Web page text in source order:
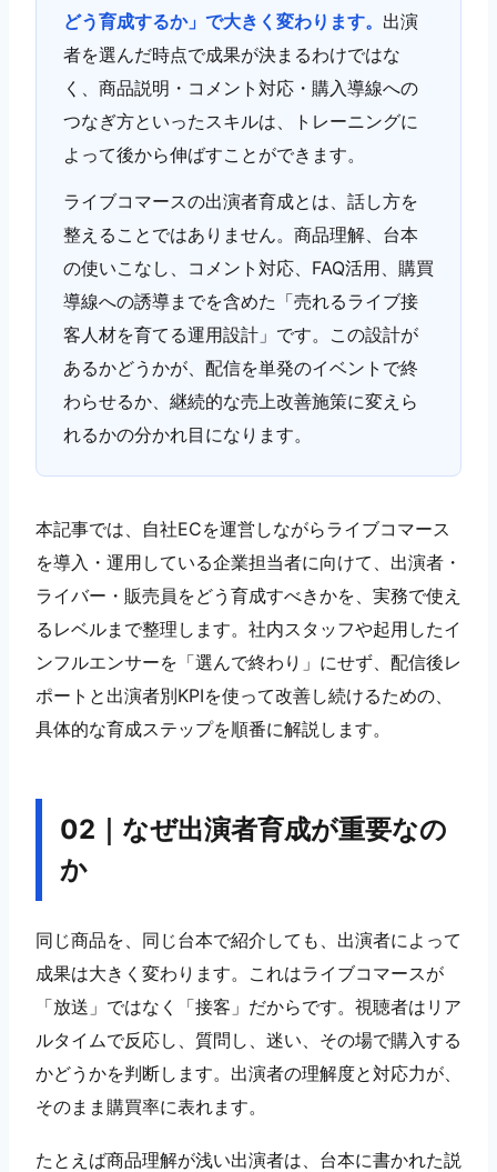
どう育成するか」で大きく変わります。 出演
者を選んだ時点で成果が決まるわけではな
く、商品説明・コメント対応・購入導線への
つなぎ方といったスキルは、トレーニングに
よって後から伸ばすことができます。
ライブコマースの出演者育成とは、話し方を
整えることではありません。商品理解、台本
の使いこなし、コメント対応、FAQ活用、購買
導線への誘導までを含めた「売れるライブ接
客人材を育てる運用設計」です。この設計が
あるかどうかが、配信を単発のイベントで終
わらせるか、継続的な売上改善施策に変えら
れるかの分かれ目になります。
本記事では、自社ECを運営しながらライブコマース
を導入・運用している企業担当者に向けて、出演者・
ライバー・販売員をどう育成すべきかを、実務で使え
るレベルまで整理します。社内スタッフや起用したイ
ンフルエンサーを「選んで終わり」にせず、配信後レ
ポートと出演者別KPIを使って改善し続けるための、
具体的な育成ステップを順番に解説します。
02｜なぜ出演者育成が重要なの
か
同じ商品を、同じ台本で紹介しても、出演者によって
成果は大きく変わります。これはライブコマースが
「放送」ではなく「接客」だからです。視聴者はリア
ルタイムで反応し、質問し、迷い、その場で購入する
かどうかを判断します。出演者の理解度と対応力が、
そのまま購買率に表れます。
たとえば商品理解が浅い出演者は、台本に書かれた説